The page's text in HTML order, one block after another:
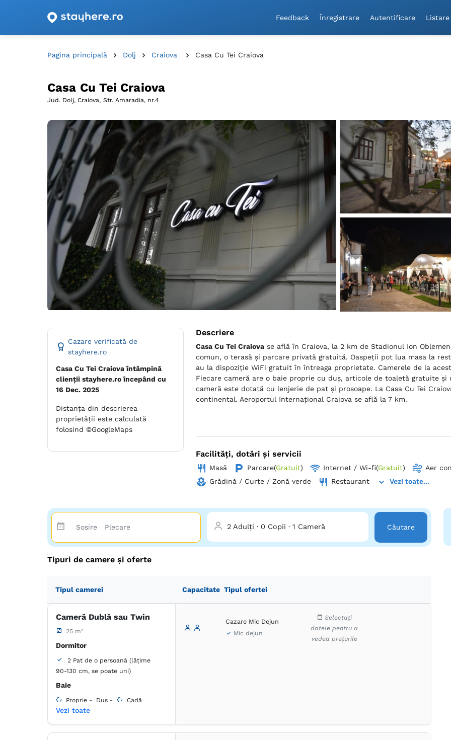
Feedback
Înregistrare Autentificare
Pagina principală Dolj Craiova Casa Cu Tei Craiova
Casa Cu Tei Craiova
Jud. Dolj, Craiova, Str. Amaradia, nr.4
Cazare verificată de
stayhere.ro
Casa Cu Tei Craiova întâmpină
clienții stayhere.ro începând cu
16 Dec. 2025
Distanța din descrierea
proprietății este calculată
folosind ©GoogleMaps
Descriere
Casa Cu Tei Craiova se află în Craiova, la 2 km de Stadionul Ion
comun, o terasă și parcare privată gratuită. Oaspeții pot lua masa la
au la dispoziție WiFi gratuit în întreaga proprietate. Camerele de la
Fiecare cameră are o baie proprie cu duș, articole de toaletă gratuite și
cameră este dotată cu lenjerie de pat și prosoape. La Casa Cu Tei
continental. Aeroportul Internațional Craiova se află la 7 km.
Facilități, dotări și servicii
Masă Parcare(Gratuit) Internet / Wi-fi(Gratuit) Aer
Grădină / Curte / Zonă verde
Restaurant Vezi toate...
2 Adulți· 0 Copii ·1 Cameră Căutare
Tipuri de camere și oferte
Tipul camerei Capacitate Tipul ofertei
Cameră Dublă sau Twin
25 m²
Dormitor
2 Pat de o persoană (lățime
90-130 cm, se poate uni)
Baie
Proprie - Duș - Cadă
Articole de toaletă gratuite
Vezi toate
Cazare Mic Dejun
Mic dejun
Selectați
datele pentru a
vedea prețurile